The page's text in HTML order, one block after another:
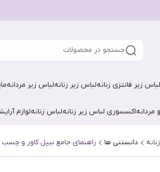
جستجو در محصولات
لباس زیر فانتزی زنانهلباس زیر زنانهلباس زیر مردانه
مردانهاکسسوری لباس زیر زنانهلباس زنانهلوازم
دانستنی ها راهنمای جامع نیپل کاور و چسب